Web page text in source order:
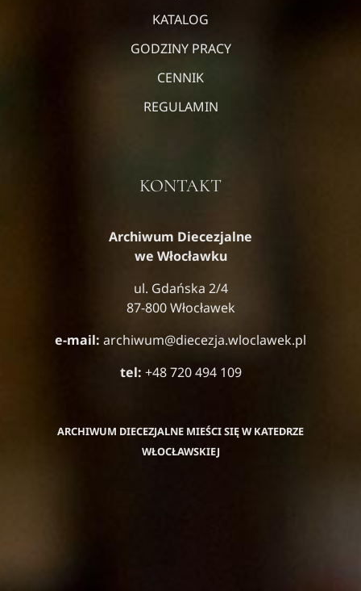
KATALOG
GODZINY PRACY
CENNIK
REGULAMIN
ARCHIWUM DIECEZJALNE MIEŚCI SIĘ W KATEDRZE
WŁOCŁAWSKIEJ
KONTAKT
Archiwum Diecezjalne
we Włocławku
ul. Gdańska 2/4
87-800 Włocławek
e-mail: archiwum@diecezja.wloclawek.pl
tel: +48 720 494 109